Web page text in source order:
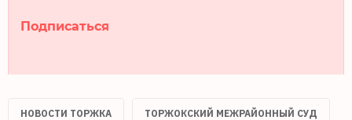
Подписаться
НОВОСТИ ТОРЖКА ТОРЖОКСКИЙ МЕЖРАЙОННЫЙ СУД